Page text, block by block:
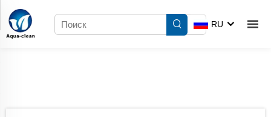
RU